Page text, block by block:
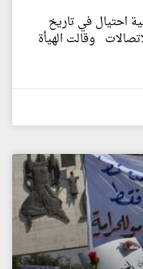
احتيال في تاريخ
وقالت الهيأة